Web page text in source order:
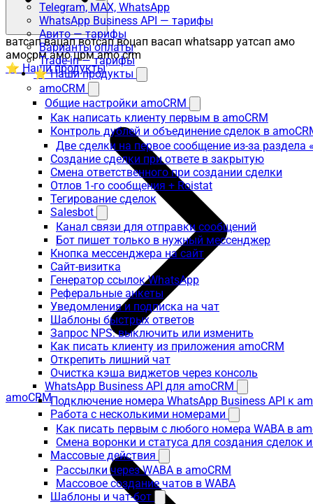
Telegram, MAX, WhatsApp
WhatsApp Business API — тарифы
Авито — тарифы
Варианты оплаты
Trade-in — тарифы
⭐ Наши продукты
amoCRM
Общие настройки amoCRM
Как написать клиенту первым в amoCRM
Контроль дублей и объединение сделок в
Две сделки на первое сообщение из-за раздела
Создание сделки при ответе в закрытую
Смена ответственного при создании сделки
Отлов 1-го сообщения + Roistat
Тегирование сделок
Salesbot
Канал связи для отправки сообщений
Бот пишет только в нужный мессенджер
Кнопка мессенджера на сайт
Сайт-визитка
Генератор ссылок WhatsApp
Реферальные анкеты
Уведомления и подписка на чат
Шаблоны быстрых ответов
Запрос NPS: выключить или изменить
Как писать клиенту из приложения amoCRM
Открепить лишний чат
Очистка кэша виджетов через консоль
WhatsApp Business API для amoCRM
Подключение номера WhatsApp Business API к
Работа с несколькими номерами
Как писать первым с любого номера WABA в
Смена воронки и статуса для создания сделок
Массовые действия
Рассылки через WABA в amoCRM
Массовое создание чатов в WABA
Шаблоны и чат-бот
ватсап вацап вотсап воцап васап whatsapp уатсап амо
амосрм амо црм amo crm
⭐ Наши продукты
amoCRM